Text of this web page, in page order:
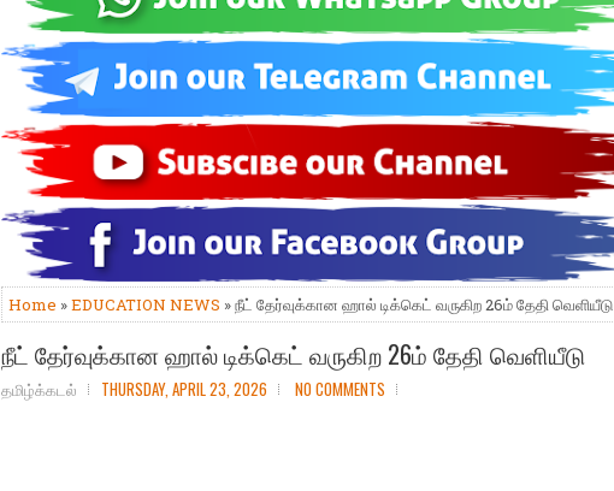
Home »EDUCATION NEWS » நீட் தேர்வுக்கான ஹால் டிக்கெட் வருகிற 26ம் தேதி வெளியீடு
நீட் தேர்வுக்கான ஹால் டிக்கெட் வருகிற 26ம் தேதி வெளியீடு
தமிழ்க்கடல் THURSDAY, APRIL 23, 2026 NO COMMENTS